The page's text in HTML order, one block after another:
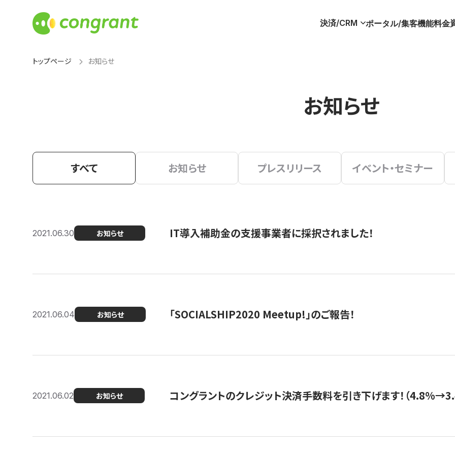
決済/CRM ポータル/集客機能料金
トップページ お知らせ
お知らせ
すべて お知らせ プレスリリース イベント・セミナー
2021.06.30 お知らせ IT導入補助金の支援事業者に採択されました！
2021.06.04 お知らせ 「SOCIALSHIP2020 Meetup!」のご報告！
2021.06.02 お知らせ コングラントのクレジット決済手数料を引き下げます！（